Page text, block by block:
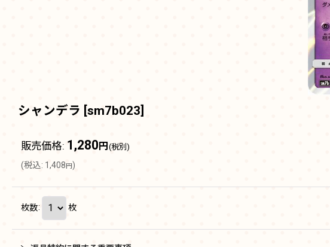
シャンデラ [sm7b023]
販売価格: 1,280 円 (税別)
(税込: 1,408円)
枚数: 枚